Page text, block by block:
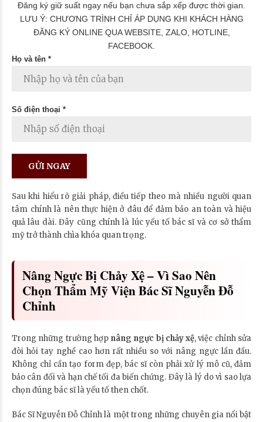
Đăng ký giữ suất ngay nếu bạn chưa sắp xếp được thời gian.
LƯU Ý: CHƯƠNG TRÌNH CHỈ ÁP DỤNG KHI KHÁCH HÀNG
ĐĂNG KÝ ONLINE QUA WEBSITE, ZALO, HOTLINE,
FACEBOOK.
Họ và tên *
Số điện thoại *
Sau khi hiểu rõ giải pháp, điều tiếp theo mà nhiều người quan
tâm chính là nên thực hiện ở đâu để đảm bảo an toàn và hiệu
quả lâu dài. Đây cũng chính là lúc yếu tố bác sĩ và cơ sở thẩm
mỹ trở thành chìa khóa quan trọng.
Nâng Ngực Bị Chảy Xệ – Vì Sao Nên
Chọn Thẩm Mỹ Viện Bác Sĩ Nguyễn Đỗ
Chỉnh
Trong những trường hợp nâng ngực bị chảy xệ, việc chỉnh sửa
đòi hỏi tay nghề cao hơn rất nhiều so với nâng ngực lần đầu.
Không chỉ cần tạo form đẹp, bác sĩ còn phải xử lý mô cũ, đảm
bảo cân đối và hạn chế tối đa biến chứng. Đây là lý do vì sao lựa
chọn đúng bác sĩ là yếu tố then chốt.
Bác Sĩ Nguyễn Đỗ Chỉnh là một trong những chuyên gia nổi bật